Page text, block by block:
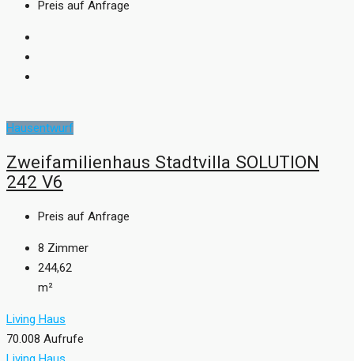
Preis auf Anfrage
Hausentwurf
Zweifamilienhaus Stadtvilla SOLUTION
242 V6
Preis auf Anfrage
8 Zimmer
244,62
m²
Living Haus
70.008 Aufrufe